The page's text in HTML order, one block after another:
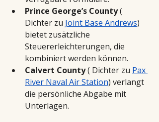
Prince George’s County (
Dichter zu Joint Base Andrews)
bietet zusätzliche
Steuererleichterungen, die
kombiniert werden können.
Calvert County ( Dichter zu Pax
River Naval Air Station) verlangt
die persönliche Abgabe mit
Unterlagen.